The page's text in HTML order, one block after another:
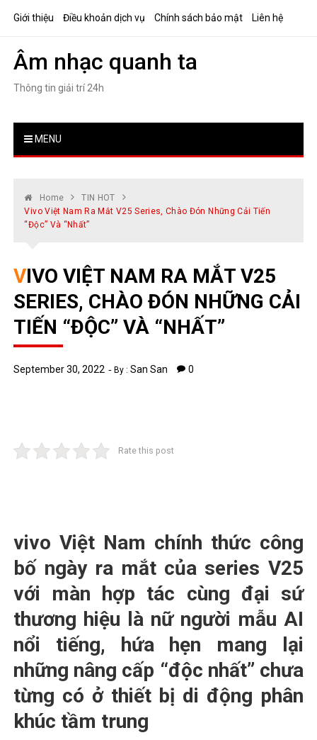
Giới thiệu Điều khoản dịch vụ Chính sách bảo mật Liên hệ
Âm nhạc quanh ta
Thông tin giải trí 24h
MENU
Home
TIN HOT
Vivo Việt Nam Ra Mắt V25 Series, Chào Đón Những Cải Tiến
“độc” Và “nhất”
VIVO VIỆT NAM RA MẮT V25
SERIES, CHÀO ĐÓN NHỮNG CẢI
TIẾN “ĐỘC” VÀ “NHẤT”
September 30, 2022 By :San San 0
Rate this post
vivo Việt Nam chính thức công
bố ngày ra mắt của series V25
với màn hợp tác cùng đại sứ
thương hiệu là nữ người mẫu AI
nổi tiếng, hứa hẹn mang lại
những nâng cấp “độc nhất” chưa
từng có ở thiết bị di động phân
khúc tầm trung